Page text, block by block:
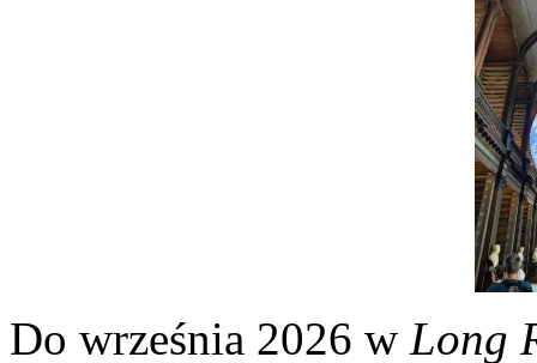
Do września 2026 w Long